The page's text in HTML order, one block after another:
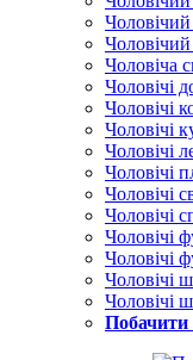
Чоловічий
Чоловіча
Чоловічі
Чоловічі
Чоловічі
Чоловічі
Чоловічі
Чоловічі
Чоловічі
Чоловічі
Чоловічі
Чоловічі
Чоловічі
Побачити